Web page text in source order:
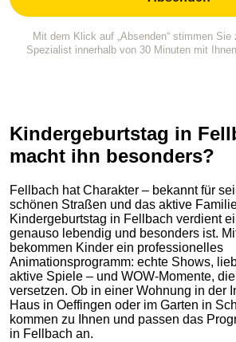
Mit dem Klick auf „Absenden“ stimmen
Spezialist innerhalb von 30 Minuten mit
Kindergeburtstag in
macht ihn besonders?
Fellbach hat Charakter – bekannt für
schönen Straßen und das aktive
Kindergeburtstag in Fellbach verdient
genauso lebendig und besonders ist.
bekommen Kinder ein professionelles
Animationsprogramm: echte Shows,
aktive Spiele – und WOW-Momente,
versetzen. Ob in einer Wohnung in der
Haus in Oeffingen oder im Garten in
kommen zu Ihnen und passen das
in Fellbach an.